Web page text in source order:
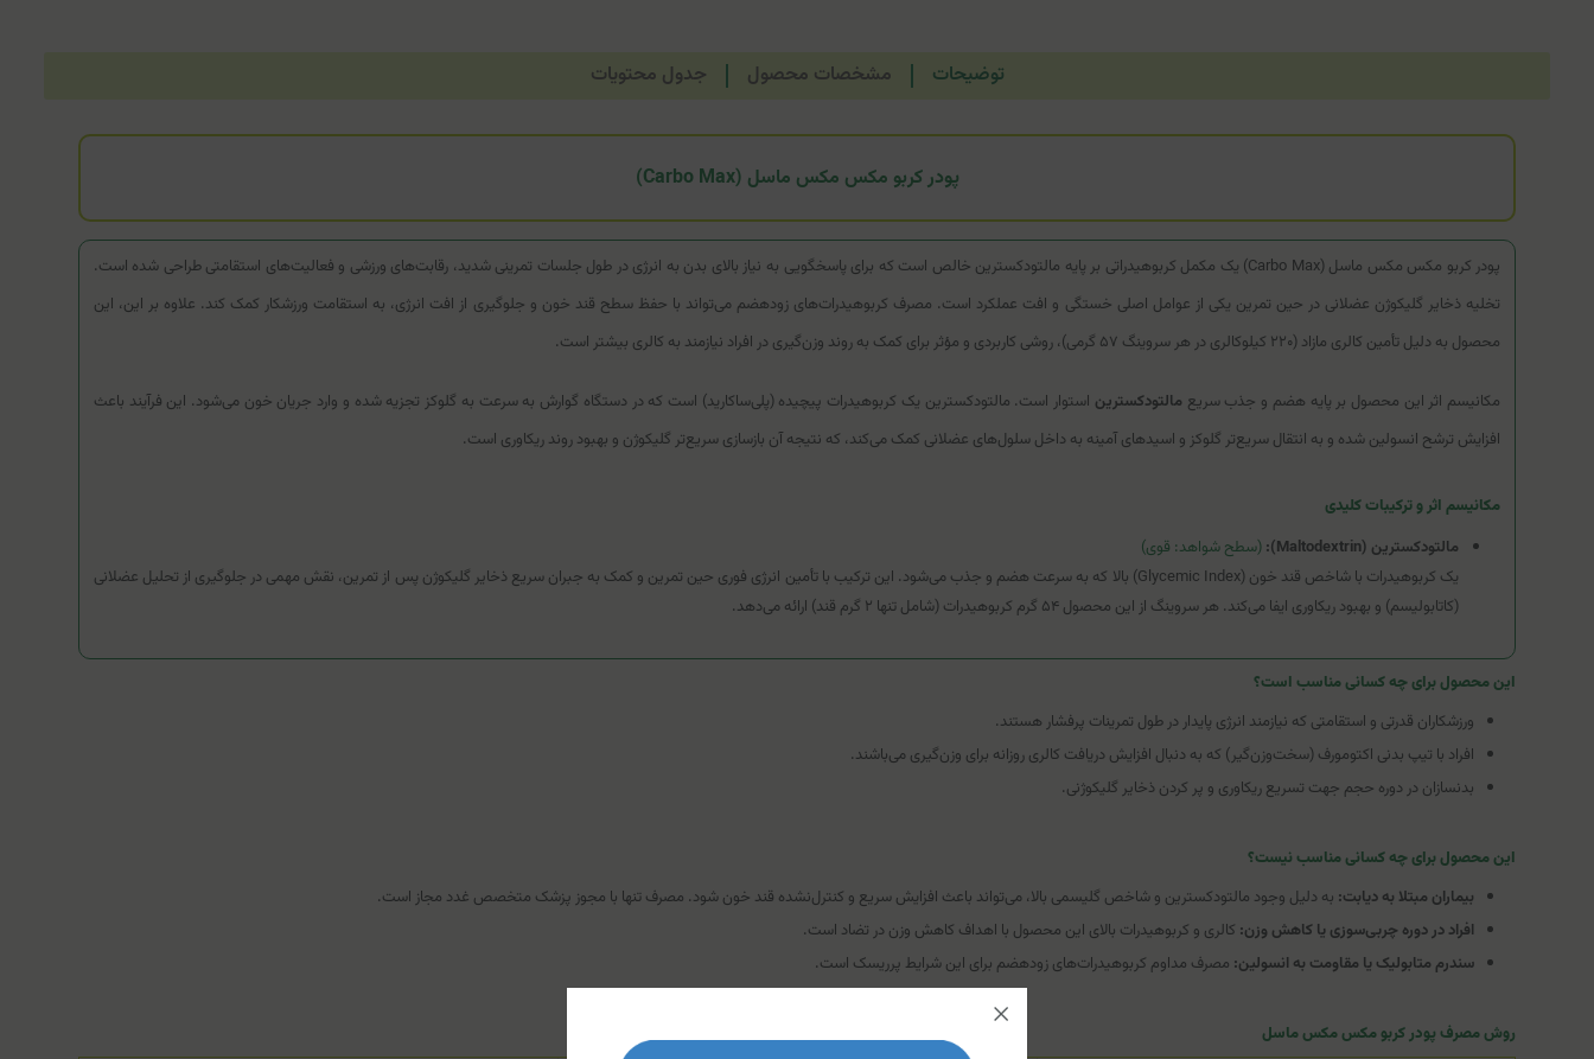
توضیحات مشخصات محصول جدول محتویات
پودر کربو مکس مکس ماسل (Carbo Max)
پودر کربو مکس مکس ماسل (Carbo Max) یک مکمل کربوهیدراتی بر پایه مالتودکسترین خالص است که برای پاسخگویی به نیاز بالای بدن به انرژی در طول جلسات تمرینی شدید، رقابت‌های ورزشی و فعالیت‌های استقامتی طراحی شده است.
تخلیه ذخایر گلیکوژن عضلانی در حین تمرین یکی از عوامل اصلی خستگی و افت عملکرد است. مصرف کربوهیدرات‌های زودهضم می‌تواند با حفظ سطح قند خون و جلوگیری از افت انرژی، به استقامت ورزشکار کمک کند. علاوه بر این، این
محصول به دلیل تأمین کالری مازاد (۲۲۰ کیلوکالری در هر سروینگ ۵۷ گرمی)، روشی کاربردی و مؤثر برای کمک به روند وزن‌گیری در افراد نیازمند به کالری بیشتر است.
مکانیسم اثر این محصول بر پایه هضم و جذب سریع مالتودکسترین استوار است. مالتودکسترین یک کربوهیدرات پیچیده (پلی‌ساکارید) است که در دستگاه گوارش به سرعت به گلوکز تجزیه شده و وارد جریان خون می‌شود. این فرآیند باعث
افزایش ترشح انسولین شده و به انتقال سریع‌تر گلوکز و اسیدهای آمینه به داخل سلول‌های عضلانی کمک می‌کند، که نتیجه آن بازسازی سریع‌تر گلیکوژن و بهبود روند ریکاوری است.
مکانیسم اثر و ترکیبات کلیدی
مالتودکسترین (Maltodextrin):
(سطح شواهد: قوی)
یک کربوهیدرات با شاخص قند خون (Glycemic Index) بالا که به سرعت هضم و جذب می‌شود. این ترکیب با تأمین انرژی فوری حین تمرین و کمک به جبران سریع ذخایر گلیکوژن پس از تمرین، نقش مهمی در جلوگیری از تحلیل عضلانی
(کاتابولیسم) و بهبود ریکاوری ایفا می‌کند. هر سروینگ از این محصول ۵۴ گرم کربوهیدرات (شامل تنها ۲ گرم قند) ارائه می‌دهد.
این محصول برای چه کسانی مناسب است؟
ورزشکاران قدرتی و استقامتی که نیازمند انرژی پایدار در طول تمرینات پرفشار هستند.
افراد با تیپ بدنی اکتومورف (سخت‌وزن‌گیر) که به دنبال افزایش دریافت کالری روزانه برای وزن‌گیری می‌باشند.
بدنسازان در دوره حجم جهت تسریع ریکاوری و پر کردن ذخایر گلیکوژنی.
این محصول برای چه کسانی مناسب نیست؟
بیماران مبتلا به دیابت: به دلیل وجود مالتودکسترین و شاخص گلیسمی بالا، می‌تواند باعث افزایش سریع و کنترل‌نشده قند خون شود. مصرف تنها با مجوز پزشک متخصص غدد مجاز است.
افراد در دوره چربی‌سوزی یا کاهش وزن: کالری و کربوهیدرات بالای این محصول با اهداف کاهش وزن در تضاد است.
سندرم متابولیک یا مقاومت به انسولین: مصرف مداوم کربوهیدرات‌های زودهضم برای این شرایط پرریسک است.
روش مصرف پودر کربو مکس مکس ماسل